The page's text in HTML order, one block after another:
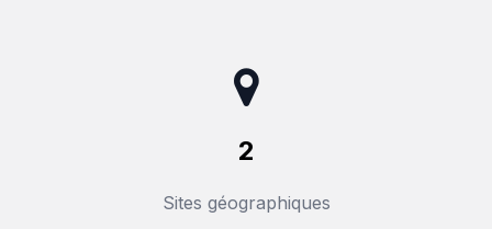
2
Sites géographiques